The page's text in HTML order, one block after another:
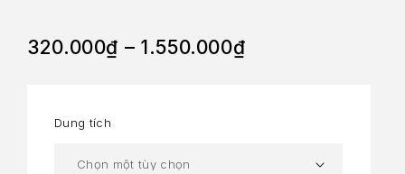
320.000₫ – 1.550.000₫
Dung tích